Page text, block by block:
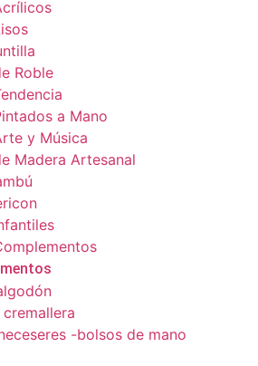
Roble
a Mano
y Música
Madera Artesanal
-bolsos de mano